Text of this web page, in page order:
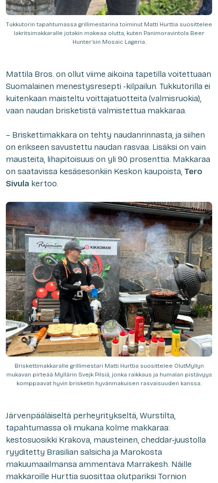
Tukkutorin tapahtumassa grillimestarina toiminut Matti Hurttia suosittelee
lakritsimakkaralle jotakin makeaa olutta, kuten Panimoravintola Beer
Hunter’sin Mosaic Lageria.
Mattila Bros. on ollut viime aikoina tapetilla voitettuaan
Suomalainen menestysresepti -kilpailun. Tukkutorilla ei
kuitenkaan maisteltu voittajatuotteita (valmisruokia),
vaan naudan brisketistä valmistettua makkaraa.
– Briskettimakkara on tehty naudanrinnasta, ja siihen
on erikseen savustettu naudan rasvaa. Lisäksi on vain
mausteita, lihapitoisuus on yli 90 prosenttia. Makkaraa
on saatavissa kesäsesonkiin Keskon kaupoista, Tero
Sivula kertoo.
Briskettimakkaralle grillimestari Matti Hurttia suosittelee OlutMyllyn
mukavan pirteää Myllärin Svejk Pilsiä, jonka raikkaus ja humalan pistävyys
komppaavat hyvin brisketin hyvänmakuisen rasvaisuuden kanssa.
Järvenpääläiseltä perheyritykseltä, Wurstilta,
tapahtumassa oli mukana kolme makkaraa:
kestosuosikki Krakova, mausteinen, cheddar-juustolla
ryyditetty Brasilian salsicha ja Marokosta
makuumaailmansa ammentava Marrakesh. Näille
makkaroille Hurttia suosittaa olutpariksi Tornion